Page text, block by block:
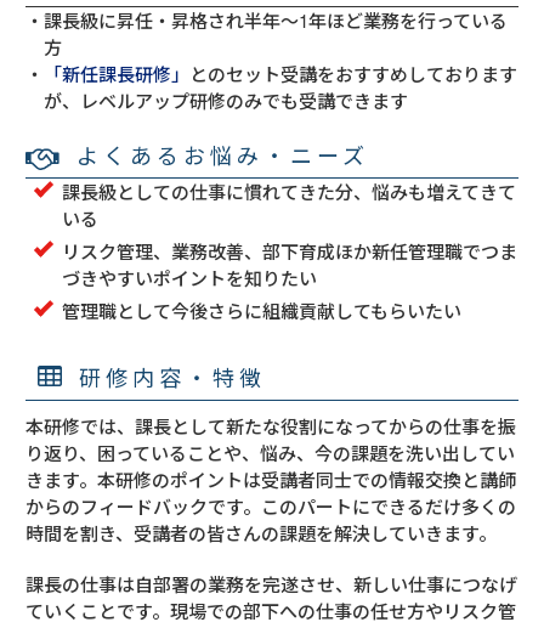
課長級に昇任・昇格され半年～1年ほど業務を行っている
方
「新任課長研修」 とのセット受講をおすすめしております
が、レベルアップ研修のみでも受講できます
よくあるお悩み・ニーズ
課長級としての仕事に慣れてきた分、悩みも増えてきて
いる
リスク管理、業務改善、部下育成ほか新任管理職でつま
づきやすいポイントを知りたい
管理職として今後さらに組織貢献してもらいたい
研修内容・特徴
本研修では、課長として新たな役割になってからの仕事を振
り返り、困っていることや、悩み、今の課題を洗い出してい
きます。本研修のポイントは受講者同士での情報交換と講師
からのフィードバックです。このパートにできるだけ多くの
時間を割き、受講者の皆さんの課題を解決していきます。
課長の仕事は自部署の業務を完遂させ、新しい仕事につなげ
ていくことです。現場での部下への仕事の任せ方やリスク管